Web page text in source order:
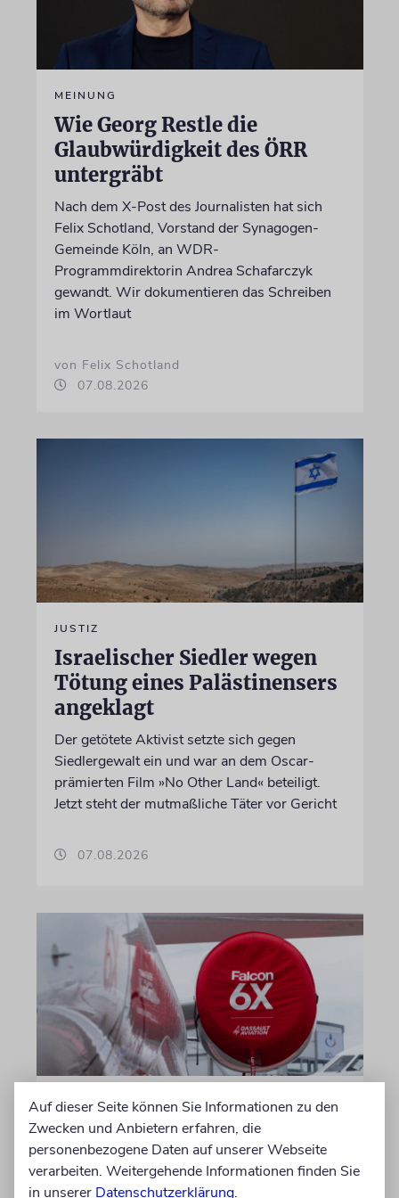
MEINUNG
Wie Georg Restle die
Glaubwürdigkeit des ÖRR
untergräbt
Nach dem X-Post des Journalisten hat sich
Felix Schotland, Vorstand der Synagogen-
Gemeinde Köln, an WDR-
Programmdirektorin Andrea Schafarczyk
gewandt. Wir dokumentieren das Schreiben
im Wortlaut
von Felix Schotland
07.08.2026
JUSTIZ
Israelischer Siedler wegen
Tötung eines Palästinensers
angeklagt
Der getötete Aktivist setzte sich gegen
Siedlergewalt ein und war an dem Oscar-
prämierten Film »No Other Land« beteiligt.
Jetzt steht der mutmaßliche Täter vor Gericht
07.08.2026
DUBLIN
Wegen Israel-Boykott:
Irisches Regierungsflugzeug
kann nicht mehr im Nebel
Auf dieser Seite können Sie Informationen zu den
Zwecken und Anbietern erfahren, die
personenbezogene Daten auf unserer Webseite
verarbeiten. Weitergehende Informationen finden Sie
in unserer Datenschutzerklärung.